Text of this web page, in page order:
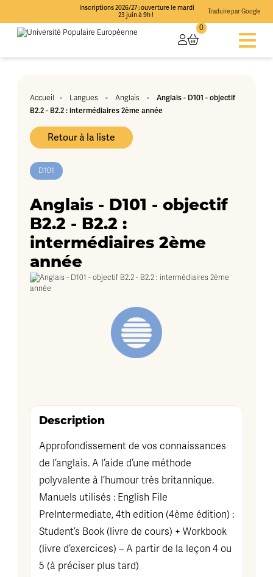
Inscriptions 2026/27 : ouverture le mardi
23 juin à 9h !
Traduire par Google
0
Accueil - Langues - Anglais - Anglais - D101 - objectif
B2.2 - B2.2 : intermédiaires 2ème année
Retour à la liste
D101
Anglais - D101 - objectif
B2.2 - B2.2 :
intermédiaires 2ème
année
Description
Approfondissement de vos connaissances
de l’anglais. A l’aide d’une méthode
polyvalente à l’humour très britannique.
Manuels utilisés : English File
PreIntermediate, 4th edition (4ème édition) :
Student’s Book (livre de cours) + Workbook
(livre d’exercices) – A partir de la leçon 4 ou
5 (à préciser plus tard)